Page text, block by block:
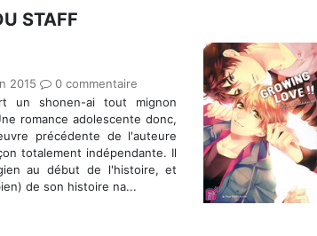
STAFF
2015
0 commentaire
un shonen-ai tout mignon
romance adolescente donc,
précédente de l'auteure
totalement indépendante. Il
au début de l'histoire, et
de son histoire na...